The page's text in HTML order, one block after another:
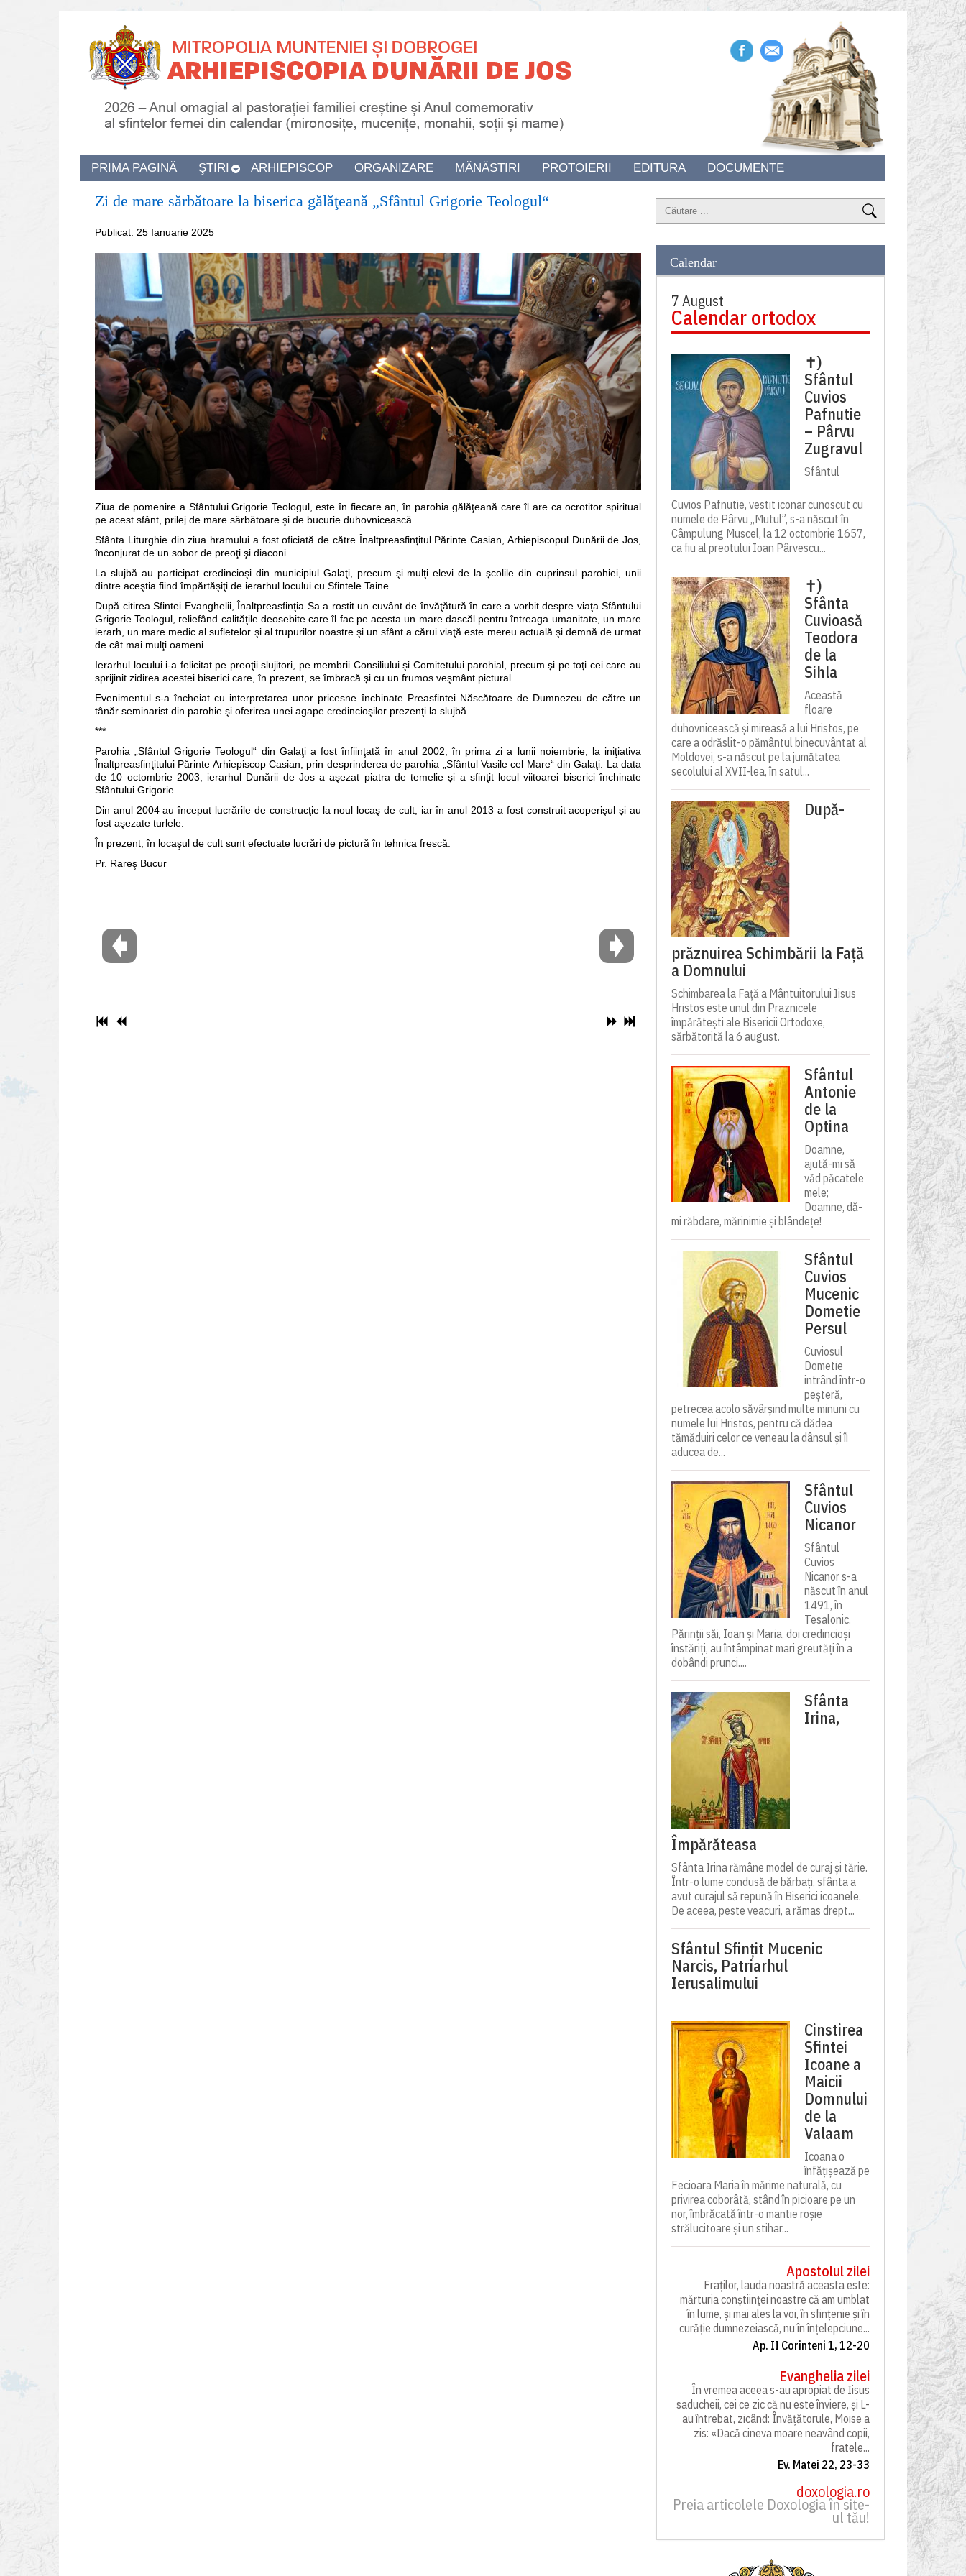
PRIMA PAGINĂ ŞTIRI ARHIEPISCOP ORGANIZARE MĂNĂSTIRI PROTOIERII EDITURA DOCUMENTE
Zi de mare sărbătoare la biserica gălăţeană „Sfântul Grigorie Teologul“
Publicat: 25 Ianuarie 2025
Ziua de pomenire a Sfântului Grigorie Teologul, este în fiecare an, în parohia gălăţeană care îl are ca ocrotitor spiritual
pe acest sfânt, prilej de mare sărbătoare şi de bucurie duhovnicească.
Sfânta Liturghie din ziua hramului a fost oficiată de către Înaltpreasfinţitul Părinte Casian, Arhiepiscopul Dunării de Jos,
înconjurat de un sobor de preoţi şi diaconi.
La slujbă au participat credincioşi din municipiul Galaţi, precum şi mulţi elevi de la şcolile din cuprinsul parohiei, unii
dintre aceştia fiind împărtăşiţi de ierarhul locului cu Sfintele Taine.
După citirea Sfintei Evanghelii, Înaltpreasfinţia Sa a rostit un cuvânt de învăţătură în care a vorbit despre viaţa Sfântului
Grigorie Teologul, reliefând calităţile deosebite care îl fac pe acesta un mare dascăl pentru întreaga umanitate, un mare
ierarh, un mare medic al sufletelor şi al trupurilor noastre şi un sfânt a cărui viaţă este mereu actuală şi demnă de urmat
de cât mai mulţi oameni.
Ierarhul locului i-a felicitat pe preoţii slujitori, pe membrii Consiliului şi Comitetului parohial, precum şi pe toţi cei care au
sprijinit zidirea acestei biserici care, în prezent, se îmbracă şi cu un frumos veşmânt pictural.
Evenimentul s-a încheiat cu interpretarea unor pricesne închinate Preasfintei Născătoare de Dumnezeu de către un
tânăr seminarist din parohie şi oferirea unei agape credincioşilor prezenţi la slujbă.
***
Parohia „Sfântul Grigorie Teologul“ din Galaţi a fost înfiinţată în anul 2002, în prima zi a lunii noiembrie, la iniţiativa
Înaltpreasfinţitului Părinte Arhiepiscop Casian, prin desprinderea de parohia „Sfântul Vasile cel Mare“ din Galaţi. La data
de 10 octombrie 2003, ierarhul Dunării de Jos a aşezat piatra de temelie şi a sfinţit locul viitoarei biserici închinate
Sfântului Grigorie.
Din anul 2004 au început lucrările de construcţie la noul locaş de cult, iar în anul 2013 a fost construit acoperişul şi au
fost aşezate turlele.
În prezent, în locaşul de cult sunt efectuate lucrări de pictură în tehnica frescă.
Pr. Rareş Bucur
Calendar
7 August
Calendar ortodox
✝)
Sfântul
Cuvios
Pafnutie
– Pârvu
Zugravul
Sfântul
Cuvios Pafnutie, vestit iconar cunoscut cu
numele de Pârvu „Mutul”, s-a născut în
Câmpulung Muscel, la 12 octombrie 1657,
ca fiu al preotului Ioan Pârvescu...
✝)
Sfânta
Cuvioasă
Teodora
de la
Sihla
Această
floare
duhovnicească și mireasă a lui Hristos, pe
care a odrăslit-o pământul binecuvântat al
Moldovei, s-a născut pe la jumătatea
secolului al XVII-lea, în satul...
După-
prăznuirea Schimbării la Față
a Domnului
Schimbarea la Față a Mântuitorului Iisus
Hristos este unul din Praznicele
împărătești ale Bisericii Ortodoxe,
sărbătorită la 6 august.
Sfântul
Antonie
de la
Optina
Doamne,
ajută-mi să
văd păcatele
mele;
Doamne, dă-
mi răbdare, mărinimie şi blândeţe!
Sfântul
Cuvios
Mucenic
Dometie
Persul
Cuviosul
Dometie
intrând într-o
peșteră,
petrecea acolo săvârșind multe minuni cu
numele lui Hristos, pentru că dădea
tămăduiri celor ce veneau la dânsul și îi
aducea de...
Sfântul
Cuvios
Nicanor
Sfântul
Cuvios
Nicanor s-a
născut în anul
1491, în
Tesalonic.
Părinții săi, Ioan și Maria, doi credincioși
înstăriți, au întâmpinat mari greutăți în a
dobândi prunci....
Sfânta
Irina,
Împărăteasa
Sfânta Irina rămâne model de curaj și tărie.
Într-o lume condusă de bărbați, sfânta a
avut curajul să repună în Biserici icoanele.
De aceea, peste veacuri, a rămas drept...
Sfântul Sfinţit Mucenic
Narcis, Patriarhul
Ierusalimului
Cinstirea
Sfintei
Icoane a
Maicii
Domnului
de la
Valaam
Icoana o
înfățișează pe
Fecioara Maria în mărime naturală, cu
privirea coborâtă, stând în picioare pe un
nor, îmbrăcată într-o mantie roșie
strălucitoare și un stihar...
Apostolul zilei
Fraților, lauda noastră aceasta este:
mărturia conștiinței noastre că am umblat
în lume, și mai ales la voi, în sfințenie și în
curăție dumnezeiască, nu în înțelepciune...
Ap. II Corinteni 1, 12-20
Evanghelia zilei
În vremea aceea s-au apropiat de Iisus
saducheii, cei ce zic că nu este înviere, și L-
au întrebat, zicând: Învățătorule, Moise a
zis: «Dacă cineva moare neavând copii,
fratele...
Ev. Matei 22, 23-33
doxologia.ro
Preia articolele Doxologia în site-
ul tău!